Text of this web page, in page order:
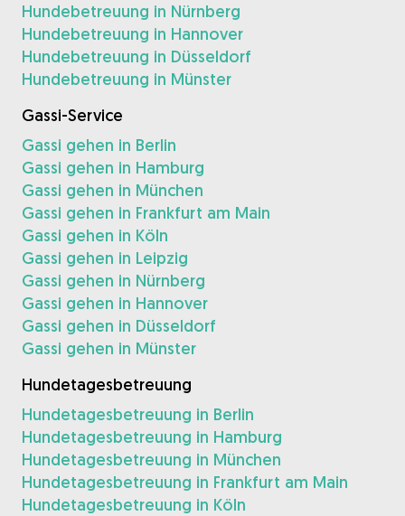
Hundebetreuung in Nürnberg
Hundebetreuung in Hannover
Hundebetreuung in Düsseldorf
Hundebetreuung in Münster
Gassi-Service
Gassi gehen in Berlin
Gassi gehen in Hamburg
Gassi gehen in München
Gassi gehen in Frankfurt am Main
Gassi gehen in Köln
Gassi gehen in Leipzig
Gassi gehen in Nürnberg
Gassi gehen in Hannover
Gassi gehen in Düsseldorf
Gassi gehen in Münster
Hundetagesbetreuung
Hundetagesbetreuung in Berlin
Hundetagesbetreuung in Hamburg
Hundetagesbetreuung in München
Hundetagesbetreuung in Frankfurt am Main
Hundetagesbetreuung in Köln